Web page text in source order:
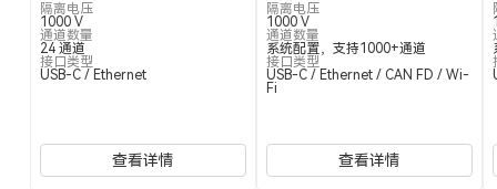
隔离电压
1000 V
通道数量
24 通道
接口类型
USB-C / Ethernet
查看详情
隔离电压
1000 V
通道数量
系统配置，支持1000+通道
接口类型
USB-C / Ethernet / CAN FD / Wi-
Fi
查看详情